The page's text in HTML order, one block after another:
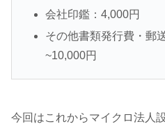
会社印鑑：4,000円
その他書類発行費・郵
~10,000円
今回はこれからマイクロ法人